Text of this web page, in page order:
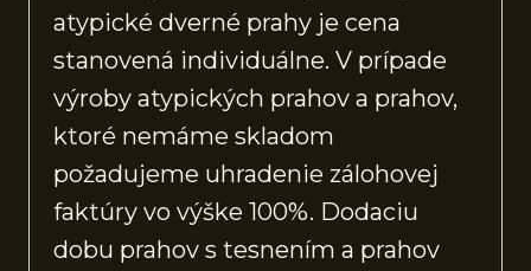
atypické dverné prahy je cena
stanovená individuálne. V prípade
výroby atypických prahov a prahov,
ktoré nemáme skladom
požadujeme uhradenie zálohovej
faktúry vo výške 100%. Dodaciu
dobu prahov s tesnením a prahov